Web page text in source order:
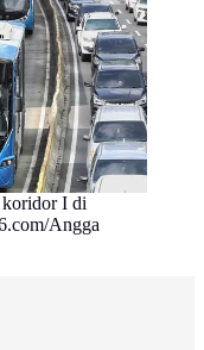
koridor I di
Angga